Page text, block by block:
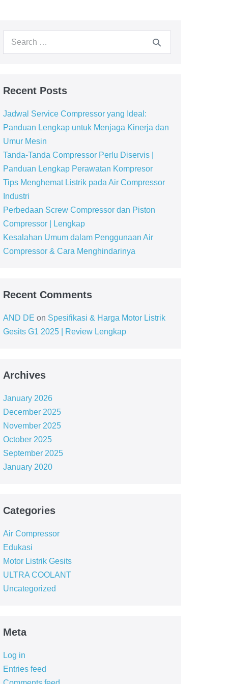
Recent Posts
Jadwal Service Compressor yang Ideal:
Panduan Lengkap untuk Menjaga Kinerja dan
Umur Mesin
Tanda-Tanda Compressor Perlu Diservis |
Panduan Lengkap Perawatan Kompresor
Tips Menghemat Listrik pada Air Compressor
Industri
Perbedaan Screw Compressor dan Piston
Compressor | Lengkap
Kesalahan Umum dalam Penggunaan Air
Compressor & Cara Menghindarinya
Recent Comments
AND DE on Spesifikasi & Harga Motor Listrik
Gesits G1 2025 | Review Lengkap
Archives
January 2026
December 2025
November 2025
October 2025
September 2025
January 2020
Categories
Air Compressor
Edukasi
Motor Listrik Gesits
ULTRA COOLANT
Uncategorized
Meta
Log in
Entries feed